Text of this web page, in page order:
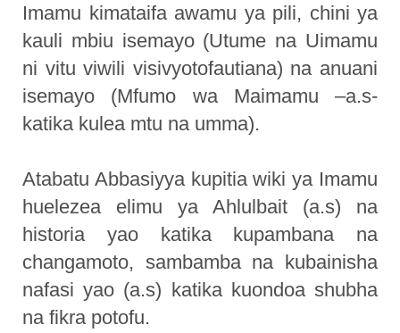
Imamu kimataifa awamu ya pili, chini ya
kauli mbiu isemayo (Utume na Uimamu
ni vitu viwili visivyotofautiana) na anuani
isemayo (Mfumo wa Maimamu –a.s-
katika kulea mtu na umma).
Atabatu Abbasiyya kupitia wiki ya Imamu
huelezea elimu ya Ahlulbait (a.s) na
historia yao katika kupambana na
changamoto, sambamba na kubainisha
nafasi yao (a.s) katika kuondoa shubha
na fikra potofu.